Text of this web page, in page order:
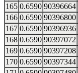
165 0.6590 90396664
166 0.6590 90396800
167 0.6590 90396936
168 0.6590 90397072
169 0.6590 90397208
170 0.6590 90397344